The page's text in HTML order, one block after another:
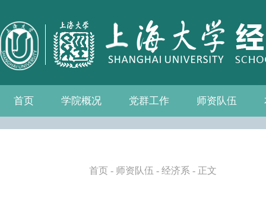
首页 学院概况
学院介绍 学院简介
发展历程
历任院长
现任领导
组织机构
学院愿景
党群工作
党务公开
党的建设
群众团体 工会
青联会
妇委会
退管会
学院制度
师资队伍
教师名录
人事专栏
招聘信息
博士后流动站
首页 - 师资队伍 - 经济系 - 正文